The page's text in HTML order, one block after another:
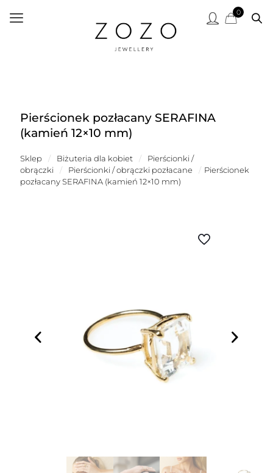
0
Pierścionek pozłacany SERAFINA
(kamień 12×10 mm)
Sklep / Biżuteria dla kobiet /
Pierścionki /
obrączki
/ Pierścionki / obrączki pozłacane / Pierścionek
pozłacany SERAFINA (kamień 12×10 mm)